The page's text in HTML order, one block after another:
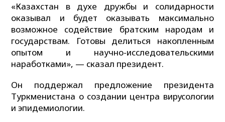
«Казахстан в духе дружбы и солидарности
оказывал и будет оказывать максимально
возможное содействие братским народам и
государствам. Готовы делиться накопленным
опытом и научно-исследовательскими
наработками», — сказал президент.
Он поддержал предложение президента
Туркменистана о создании центра вирусологии
и эпидемиологии.